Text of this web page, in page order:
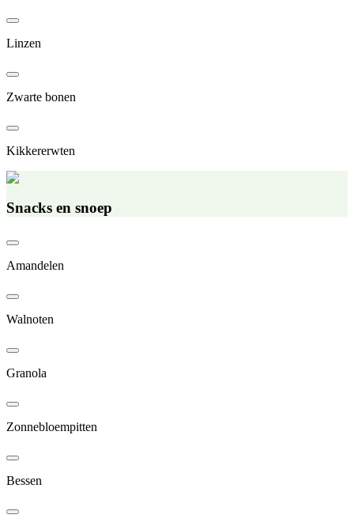
Linzen
Zwarte bonen
Kikkererwten
Snacks en snoep
Amandelen
Walnoten
Granola
Zonnebloempitten
Bessen